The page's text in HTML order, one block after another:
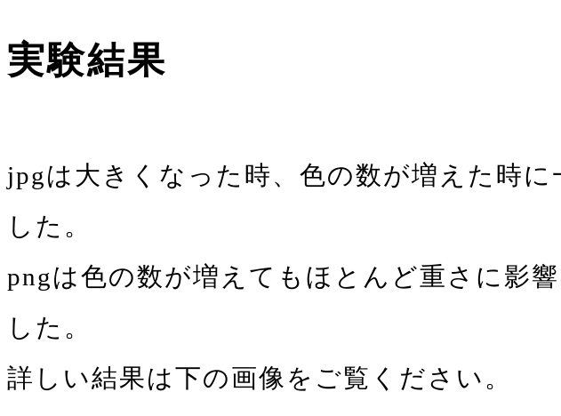
実験結果
jpgは大きくなった時、色の数が増えた時
した。
pngは色の数が増えてもほとんど重さに影
した。
詳しい結果は下の画像をご覧ください。